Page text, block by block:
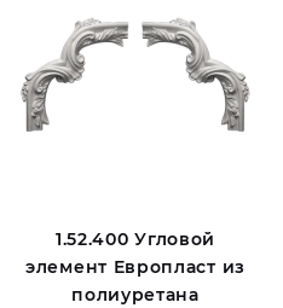
1.52.400 Угловой
элемент Европласт из
полиуретана